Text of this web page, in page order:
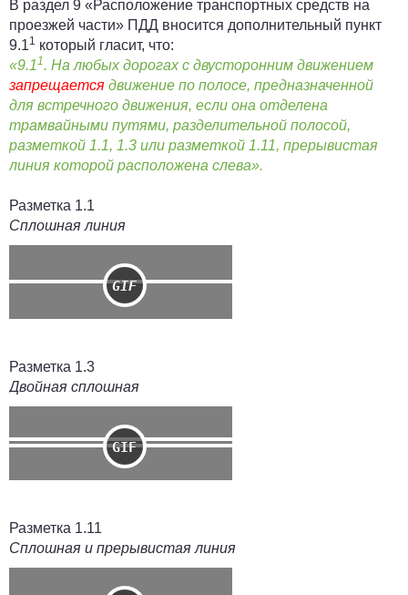
В раздел 9 «Расположение транспортных средств на
проезжей части» ПДД вносится дополнительный пункт
9.11 который гласит, что:
«9.11. На любых дорогах с двусторонним движением
запрещается движение по полосе, предназначенной
для встречного движения, если она отделена
трамвайными путями, разделительной полосой,
разметкой 1.1, 1.3 или разметкой 1.11, прерывистая
линия которой расположена слева».
Разметка 1.1
Сплошная линия
Разметка 1.3
Двойная сплошная
Разметка 1.11
Сплошная и прерывистая линия